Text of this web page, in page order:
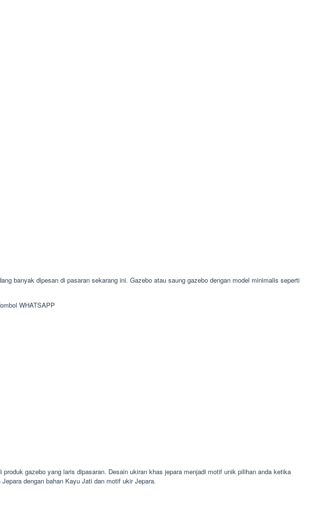
banyak dipesan di pasaran sekarang ini. Gazebo atau saung gazebo dengan model minimalis seperti
WHATSAPP
gazebo yang laris dipasaran. Desain ukiran khas jepara menjadi motif unik pilihan anda ketika
dengan bahan Kayu Jati dan motif ukir Jepara.